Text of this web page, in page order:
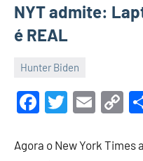
NYT admite:
é REAL
Hunter Biden
de
maio
2022
Facebook
Twitter
Agora o New York